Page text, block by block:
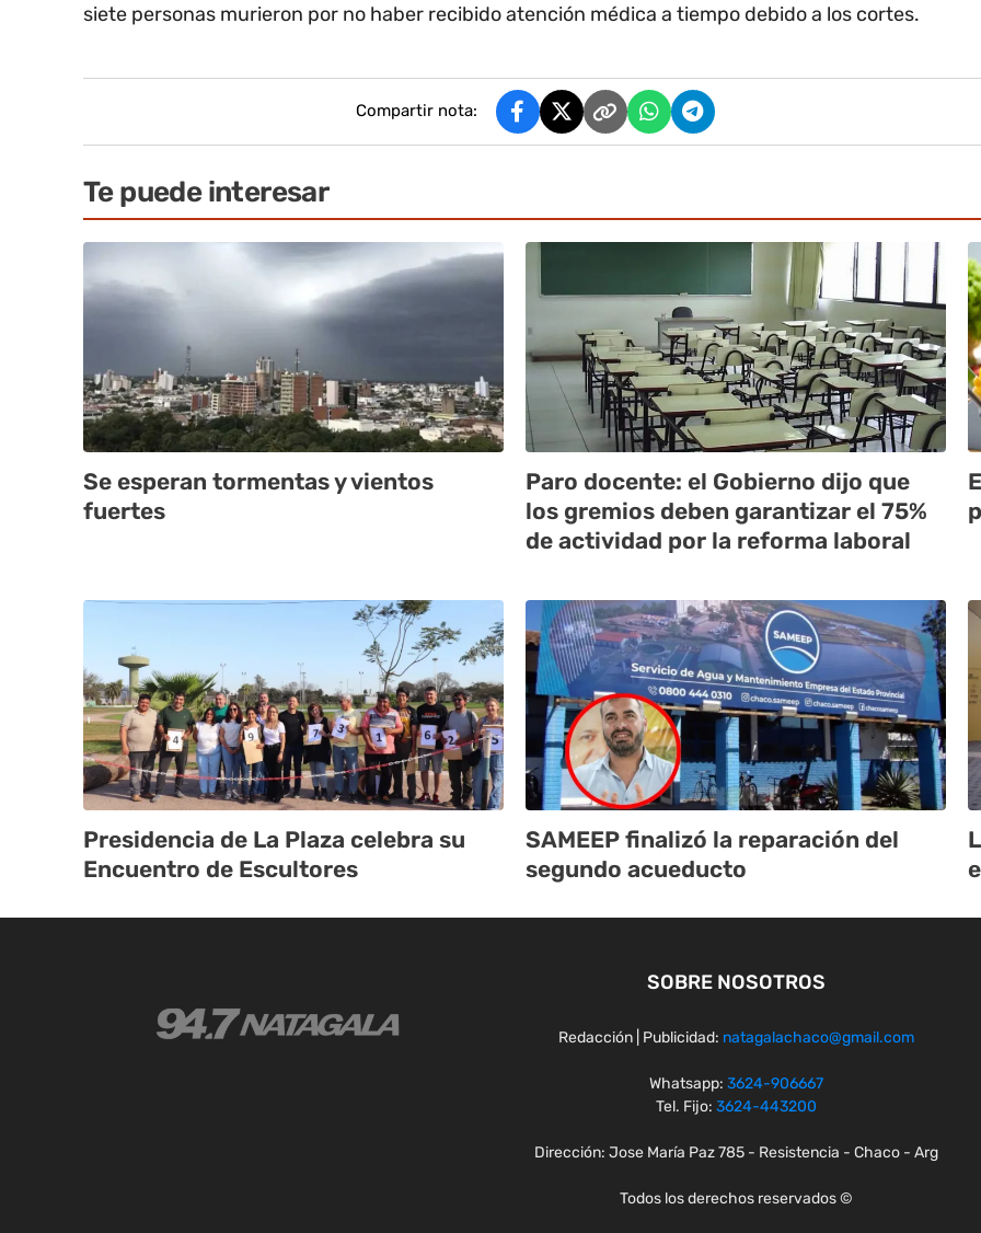
siete personas murieron por no haber recibido atención médica a tiempo debido a los cortes.
Compartir nota:
Te puede interesar
Se esperan tormentas y vientos
fuertes
Paro docente: el Gobierno dijo que
los gremios deben garantizar el 75%
de actividad por la reforma laboral
Presidencia de La Plaza celebra su
Encuentro de Escultores
SAMEEP finalizó la reparación del
segundo acueducto
SOBRE NOSOTROS
Redacción | Publicidad: natagalachaco@gmail.com
Whatsapp: 3624-906667
Tel. Fijo: 3624-443200
Dirección: Jose María Paz 785 - Resistencia - Chaco - Arg
Todos los derechos reservados ©